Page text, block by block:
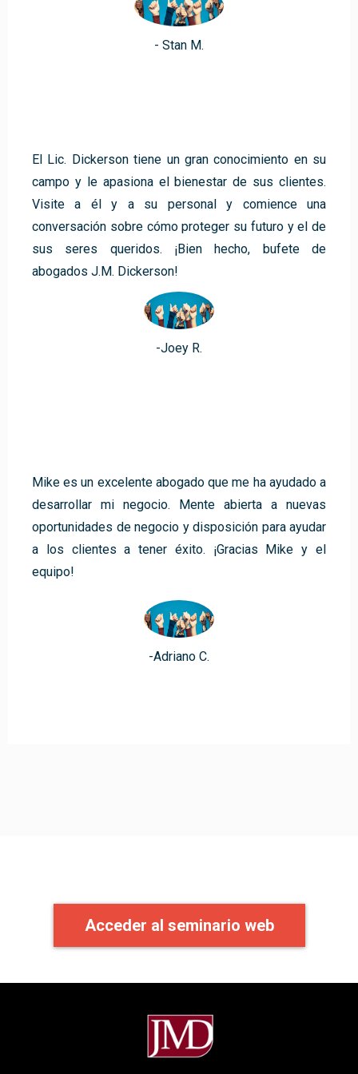
- Stan M.
El Lic. Dickerson tiene un gran conocimiento en su
campo y le apasiona el bienestar de sus clientes.
Visite a él y a su personal y comience una
conversación sobre cómo proteger su futuro y el de
sus seres queridos. ¡Bien hecho, bufete de
abogados J.M. Dickerson!
-Joey R.
Mike es un excelente abogado que me ha ayudado a
desarrollar mi negocio. Mente abierta a nuevas
oportunidades de negocio y disposición para ayudar
a los clientes a tener éxito. ¡Gracias Mike y el
equipo!
-Adriano C.
Acceder al seminario web